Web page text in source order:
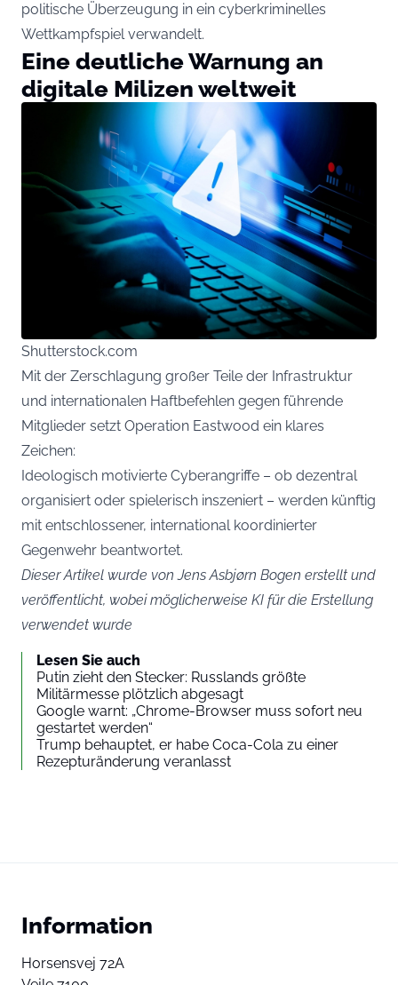
politische Überzeugung in ein cyberkriminelles
Wettkampfspiel verwandelt.
Eine deutliche Warnung an
digitale Milizen weltweit
Shutterstock.com
Mit der Zerschlagung großer Teile der Infrastruktur
und internationalen Haftbefehlen gegen führende
Mitglieder setzt Operation Eastwood ein klares
Zeichen:
Ideologisch motivierte Cyberangriffe – ob dezentral
organisiert oder spielerisch inszeniert – werden künftig
mit entschlossener, international koordinierter
Gegenwehr beantwortet.
Dieser Artikel wurde von Jens Asbjørn Bogen erstellt und
veröffentlicht, wobei möglicherweise KI für die Erstellung
verwendet wurde
Lesen Sie auch
Putin zieht den Stecker: Russlands größte
Militärmesse plötzlich abgesagt
Google warnt: „Chrome-Browser muss sofort neu
gestartet werden“
Trump behauptet, er habe Coca-Cola zu einer
Rezepturänderung veranlasst
Information
Horsensvej 72A